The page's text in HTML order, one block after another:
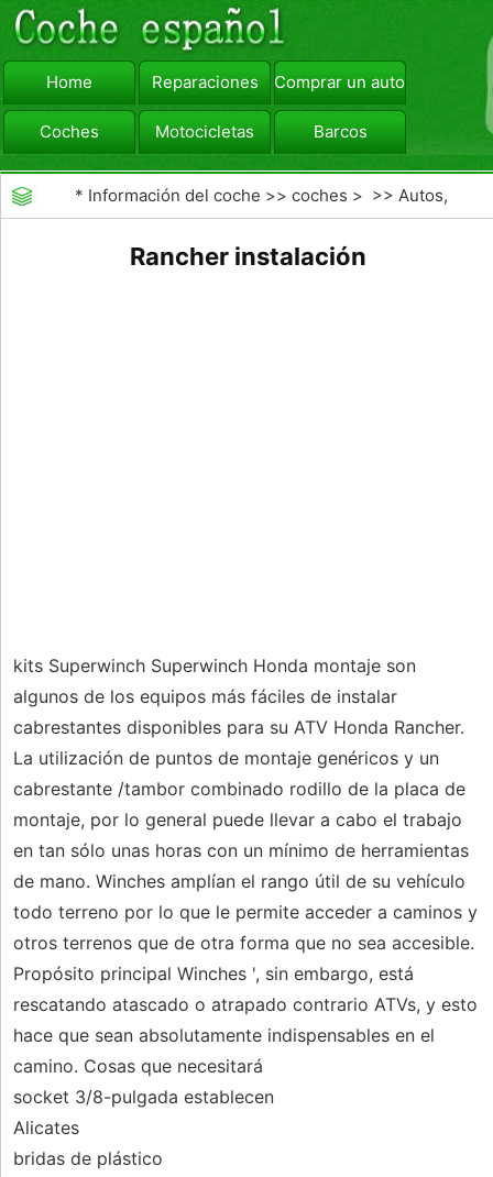
Home Reparaciones Comprar un automóvil
Coches Motocicletas Barcos
viajar Camiones
* Información del coche >>coches > >>Autos,
Rancher instalación
kits Superwinch Superwinch Honda montaje son
algunos de los equipos más fáciles de instalar
cabrestantes disponibles para su ATV Honda Rancher.
La utilización de puntos de montaje genéricos y un
cabrestante /tambor combinado rodillo de la placa de
montaje, por lo general puede llevar a cabo el trabajo
en tan sólo unas horas con un mínimo de herramientas
de mano. Winches amplían el rango útil de su vehículo
todo terreno por lo que le permite acceder a caminos y
otros terrenos que de otra forma que no sea accesible.
Propósito principal Winches ', sin embargo, está
rescatando atascado o atrapado contrario ATVs, y esto
hace que sean absolutamente indispensables en el
camino. Cosas que necesitará
socket 3/8-pulgada establecen
Alicates
bridas de plástico